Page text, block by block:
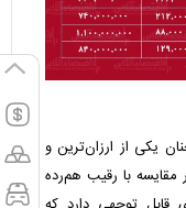
یکی از ارزان‌ترین و
با رقیب هم‌رده